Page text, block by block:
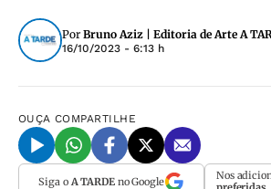
Por Bruno Aziz | Editoria de Arte A
16/10/2023 - 6:13 h
OUÇA COMPARTILHE
Siga o A TARDEno Google Nos